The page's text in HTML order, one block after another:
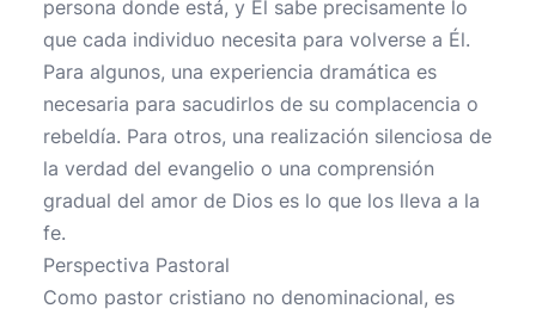
persona donde está, y Él sabe precisamente lo
que cada individuo necesita para volverse a Él.
Para algunos, una experiencia dramática es
necesaria para sacudirlos de su complacencia o
rebeldía. Para otros, una realización silenciosa de
la verdad del evangelio o una comprensión
gradual del amor de Dios es lo que los lleva a la
fe.
Perspectiva Pastoral
Como pastor cristiano no denominacional, es